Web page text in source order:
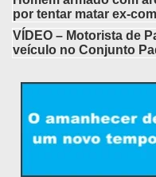
por tentar matar ex-
VÍDEO – Motorista de
veículo no Conjunto